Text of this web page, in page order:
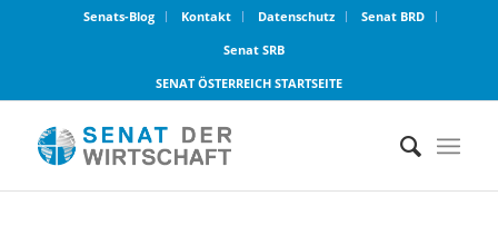
Senats-Blog Kontakt Datenschutz
Senat BRD
Senat SRB
SENAT ÖSTERREICH STARTSEITE